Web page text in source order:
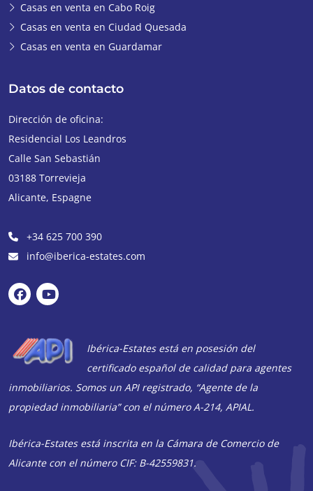
Casas en venta en Cabo Roig
Casas en venta en Ciudad Quesada
Casas en venta en Guardamar
Datos de contacto
Dirección de oficina:
Residencial Los Leandros
Calle San Sebastián
03188 Torrevieja
Alicante, Espagne
+34 625 700 390
info@iberica-estates.com
Ibérica-Estates está en posesión del
certificado español de calidad para agentes
inmobiliarios. Somos un API registrado, “Agente de la
propiedad inmobiliaria” con el número A-214, APIAL.
Ibérica-Estates está inscrita en la Cámara de Comercio de
Alicante con el número CIF: B-42559831.